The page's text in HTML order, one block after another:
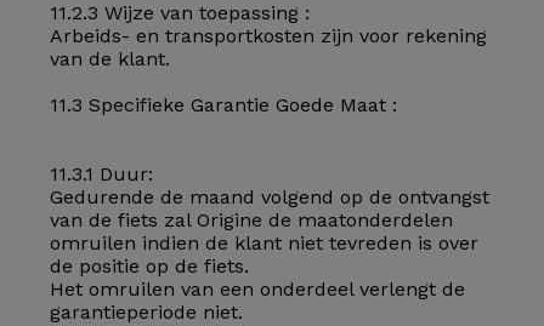
11.2.3 Wijze van toepassing :
Arbeids- en transportkosten zijn voor rekening
van de klant.
11.3 Specifieke Garantie Goede Maat :
11.3.1 Duur:
Gedurende de maand volgend op de ontvangst
van de fiets zal Origine de maatonderdelen
omruilen indien de klant niet tevreden is over
de positie op de fiets.
Het omruilen van een onderdeel verlengt de
garantieperiode niet.